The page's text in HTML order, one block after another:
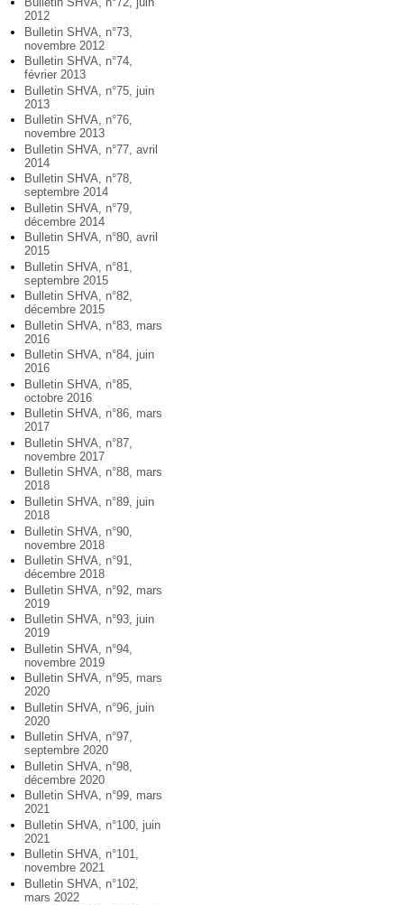
2012
Bulletin SHVA, n°73,
novembre 2012
Bulletin SHVA, n°74,
février 2013
Bulletin SHVA, n°75, juin
2013
Bulletin SHVA, n°76,
novembre 2013
Bulletin SHVA, n°77, avril
2014
Bulletin SHVA, n°78,
septembre 2014
Bulletin SHVA, n°79,
décembre 2014
Bulletin SHVA, n°80, avril
2015
Bulletin SHVA, n°81,
septembre 2015
Bulletin SHVA, n°82,
décembre 2015
Bulletin SHVA, n°83, mars
2016
Bulletin SHVA, n°84, juin
2016
Bulletin SHVA, n°85,
octobre 2016
Bulletin SHVA, n°86, mars
2017
Bulletin SHVA, n°87,
novembre 2017
Bulletin SHVA, n°88, mars
2018
Bulletin SHVA, n°89, juin
2018
Bulletin SHVA, n°90,
novembre 2018
Bulletin SHVA, n°91,
décembre 2018
Bulletin SHVA, n°92, mars
2019
Bulletin SHVA, n°93, juin
2019
Bulletin SHVA, n°94,
novembre 2019
Bulletin SHVA, n°95, mars
2020
Bulletin SHVA, n°96, juin
2020
Bulletin SHVA, n°97,
septembre 2020
Bulletin SHVA, n°98,
décembre 2020
Bulletin SHVA, n°99, mars
2021
Bulletin SHVA, n°100, juin
2021
Bulletin SHVA, n°101,
novembre 2021
Bulletin SHVA, n°102,
mars 2022